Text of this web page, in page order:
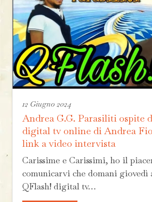
12 Giugno 2024
Andrea G.G. Parasiliti ospite
digital tv online di Andrea
link a video intervista
Carissime e Carissimi, ho il
comunicarvi che domani giovedì
QFlash! digital tv…